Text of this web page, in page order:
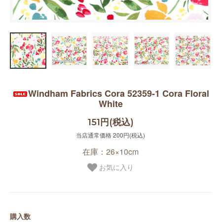
Windham Fabrics Cora 52359-1 Cora Floral
White
151円(税込)
当店通常価格 200円(税込)
在庫：26×10cm
お気に入り
購入数